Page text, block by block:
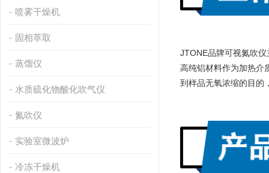
喷雾干燥机
固相萃取
蒸馏仪
水质硫化物酸化吹气仪
氮吹仪
实验室微波炉
冷冻干燥机
JTONE品牌可视氮吹
高纯铝材料作为加热介
到样品无氧浓缩的目的